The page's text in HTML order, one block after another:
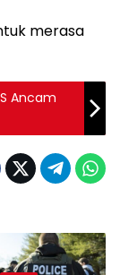
merasa
Ancam